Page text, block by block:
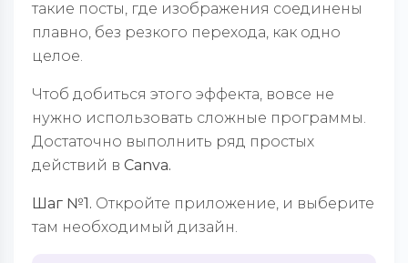
такие посты, где изображения соединены
плавно, без резкого перехода, как одно
целое.
Чтоб добиться этого эффекта, вовсе не
нужно использовать сложные программы.
Достаточно выполнить ряд простых
действий в Canva.
Шаг №1. Откройте приложение, и выберите
там необходимый дизайн.